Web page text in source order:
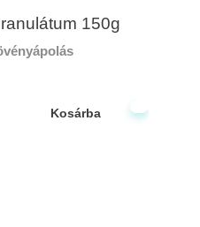
150g
Kosárba